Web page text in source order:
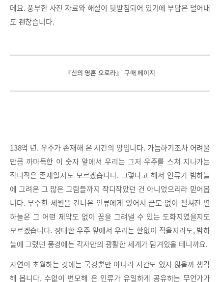
데요. 풍부한 사진 자료와 해설이 뒷받침되어 있기에 부담은 덜어내
도 괜찮습니다.
『신의 영혼 오로라』 구매 페이지
138억 년. 우주가 존재해 온 시간의 양입니다. 가늠하기조차 어려울
만큼 까마득한 이 숫자 앞에서 우리는 그저 우주를 스쳐 지나가는
작디작은 존재일지도 모르겠습니다. 그렇다고 해서 인류가 밤하늘
에 그려온 그 많은 그림들까지 작디작았던 건 아니었으리라 믿어봅
니다. 무수한 세월을 건너온 인류에게 있어서 끝도 없이 펼쳐진 별
하늘은 그 어떤 제약도 없이 꿈을 그려낼 수 있는 도화지였을지도
모르겠습니다. 장대한 우주 앞에서 우리는 한없이 작을지라도, 밤하
늘에 그렸던 풍경에는 각자만의 광활한 세계가 담겨있을 테니까요.
자연이 초월하는 것에는 국경뿐만 아니라 시간도 있지 않을까 생각
해 봅니다. 수없이 변모해 온 인류가 유일하게 공유하는 무언가가